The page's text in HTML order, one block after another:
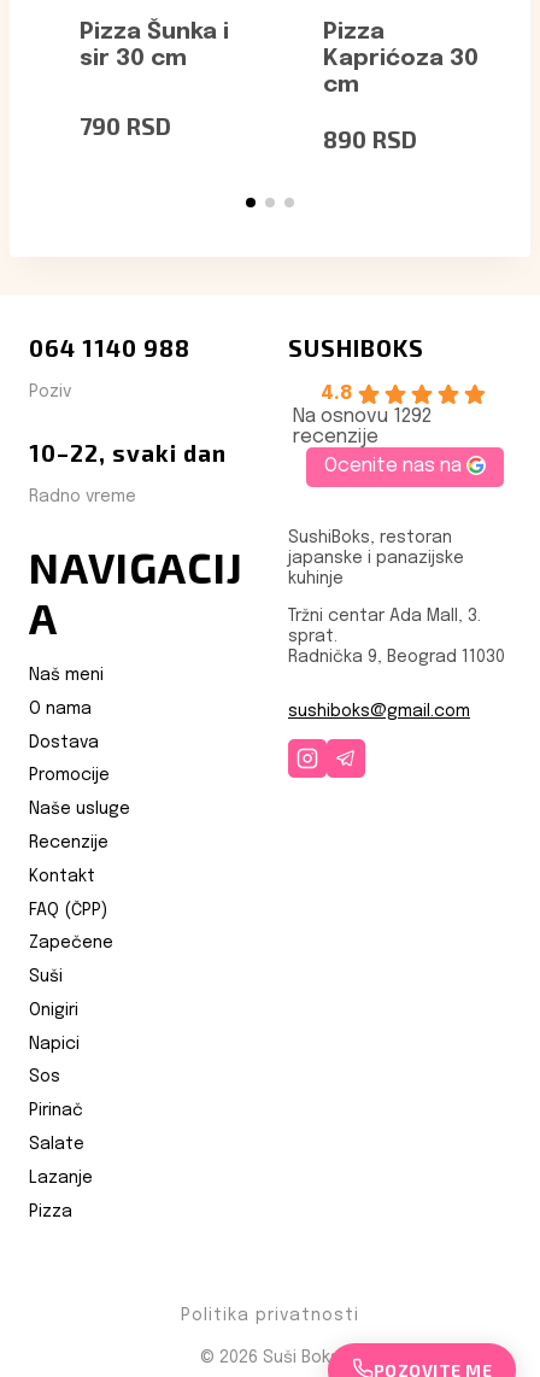
Pizza Šunka i
sir 30 cm
790 RSD
Pizza
Kaprićoza 30
cm
890 RSD
064 1140 988
Poziv
10–22, svaki dan
Radno vreme
NAVIGACIJ
A
Naš meni
O nama
Dostava
Promocije
Naše usluge
Recenzije
Kontakt
FAQ (ČPP)
Zapečene
Suši
Onigiri
Napici
Sos
Pirinač
Salate
Lazanje
Pizza
SUSHIBOKS
4.8
Na osnovu 1292
recenzije
Ocenite nas na
SushiBoks, restoran
japanske i panazijske
kuhinje
Tržni centar Ada Mall, 3.
sprat.
Radnička 9, Beograd 11030
sushiboks@gmail.com
Politika privatnosti
© 2026 Suši Boks
POZOVITE ME